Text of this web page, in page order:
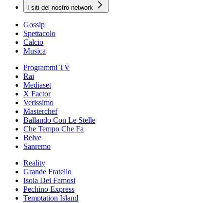
I siti del nostro network
Gossip
Spettacolo
Calcio
Musica
Programmi TV
Rai
Mediaset
X Factor
Verissimo
Masterchef
Ballando Con Le Stelle
Che Tempo Che Fa
Belve
Sanremo
Reality
Grande Fratello
Isola Dei Famosi
Pechino Express
Temptation Island